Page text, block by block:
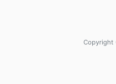
Copyright